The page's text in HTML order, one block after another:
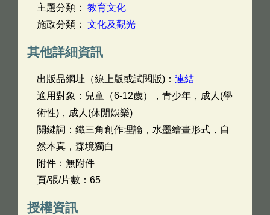
主題分類： 教育文化
施政分類： 文化及觀光
其他詳細資訊
出版品網址（線上版或試閱版)： 連結
適用對象：兒童（6-12歲），青少年，成人(學
術性)，成人(休閒娛樂)
關鍵詞：鐵三角創作理論，水墨繪畫形式，自
然本真，森境獨白
附件：無附件
頁/張/片數：65
授權資訊